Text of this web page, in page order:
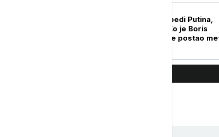
Pokušao je da pobedi Putina,
završio u egzilu: Ko je Boris
Nadeždin i zašto je postao